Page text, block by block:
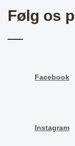
Følg os
Facebook
Instagram